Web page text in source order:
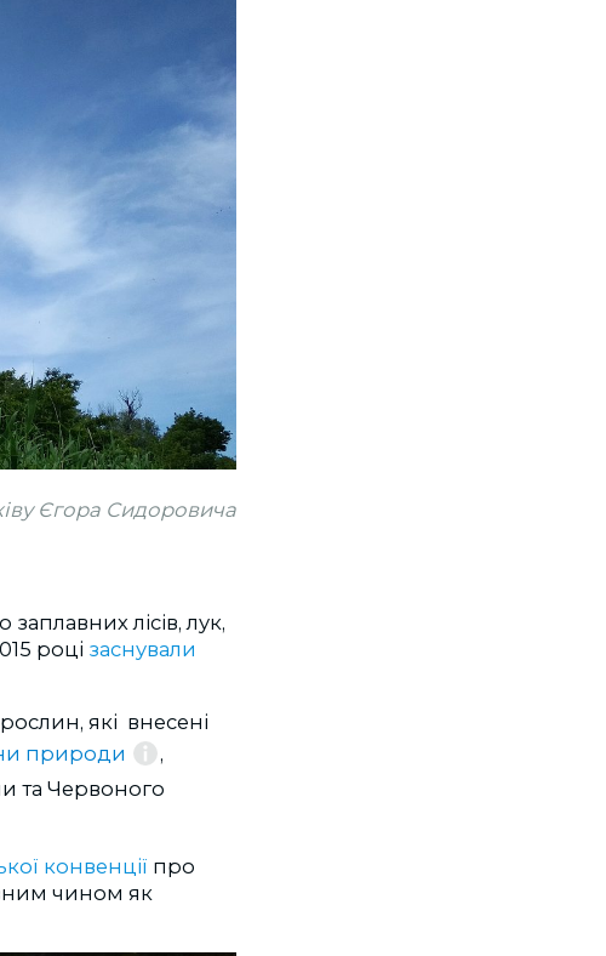
Єгора Сидоровича
заплавних лісів, лук,
році заснували
які внесені
природи
,
та Червоного
ої конвенції про
чином як